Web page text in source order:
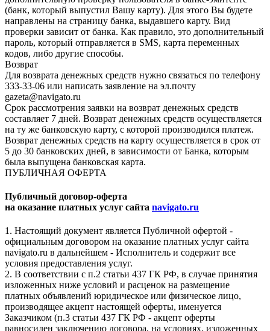
(банк, который выпустил Вашу карту). Для этого Вы будете
направлены на страницу банка, выдавшего карту. Вид
проверки зависит от банка. Как правило, это дополнительный
пароль, который отправляется в SMS, карта переменных
кодов, либо другие способы.
Возврат
Для возврата денежных средств нужно связаться по телефону
333-33-06 или написать заявление на эл.почту
gazeta@navigato.ru
Срок рассмотрения заявки на возврат денежных средств
составляет 7 дней. Возврат денежных средств осуществляется
на ту же банковскую карту, с которой производился платеж.
Возврат денежных средств на карту осуществляется в срок от
5 до 30 банковских дней, в зависимости от Банка, которым
была выпущена банковская карта.
ПУБЛИЧНАЯ ОФЕРТА
Публичный договор-оферта
на оказание платных услуг сайта navigato.ru
1. Настоящий документ является Публичной офертой -
официальным договором на оказание платных услуг сайта
navigato.ru в дальнейшем - Исполнитель и содержит все
условия предоставления услуг.
2. В соответствии с п.2 статьи 437 ГК РФ, в случае принятия
изложенных ниже условий и расценок на размещение
платных объявлений юридическое или физическое лицо,
производящее акцепт настоящей оферты, именуется
Заказчиком (п.3 статьи 437 ГК РФ - акцепт оферты
равносилен заключению договора, на условиях, изложенных